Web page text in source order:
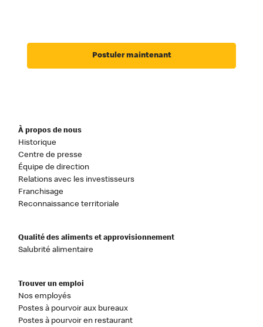
Postuler maintenant
À propos de nous
Historique
Centre de presse
Équipe de direction
Relations avec les investisseurs
Franchisage
Reconnaissance territoriale
Qualité des aliments et approvisionnement
Salubrité alimentaire
Trouver un emploi
Nos employés
Postes à pourvoir aux bureaux
Postes à pourvoir en restaurant